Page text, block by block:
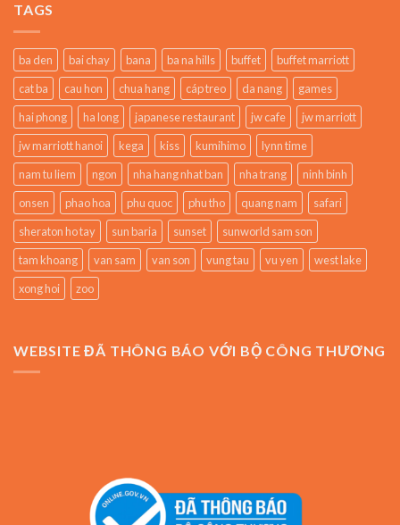
TAGS
ba den bai chay bana ba na hills buffet
buffet marriott
cat ba
cau hon chua hang cáp treo da nang
games
hai phong
ha long japanese restaurant jw cafe
jw marriott
jw marriott hanoi
kega kiss kumihimo
lynn time
nam tu liem
ngon nha hang nhat ban nha trang
ninh binh
onsen
phao hoa phu quoc phu tho quang nam
safari
sheraton ho tay
sun baria sunset
sunworld sam son
tam khoang
van sam van son vung tau vu yen
west lake
xong hoi
zoo
WEBSITE ĐÃ THÔNG BÁO VỚI BỘ CÔNG THƯƠNG